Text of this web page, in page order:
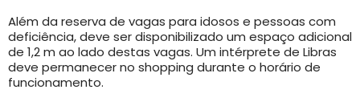
Além da reserva de vagas para idosos e pessoas com
deficiência, deve ser disponibilizado um espaço adicional
de 1,2 m ao lado destas vagas. Um intérprete de Libras
deve permanecer no shopping durante o horário de
funcionamento.